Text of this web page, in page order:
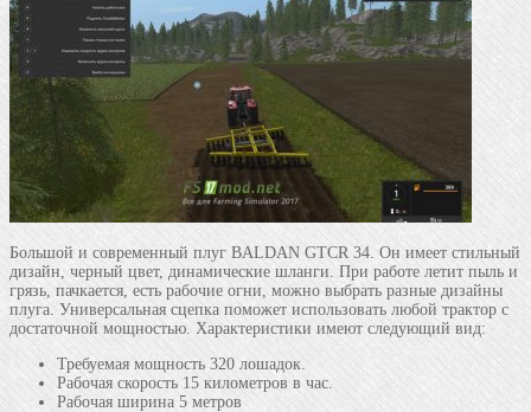
Большой и современный плуг BALDAN GTCR 34. Он имеет стильный
дизайн, черный цвет, динамические шланги. При работе летит пыль и
грязь, пачкается, есть рабочие огни, можно выбрать разные дизайны
плуга. Универсальная сцепка поможет использовать любой трактор с
достаточной мощностью. Характеристики имеют следующий вид:
Требуемая мощность 320 лошадок.
Рабочая скорость 15 километров в час.
Рабочая ширина 5 метров